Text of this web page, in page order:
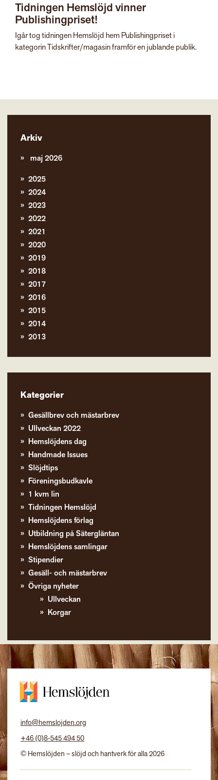
Tidningen Hemslöjd vinner
Publishingpriset!
Igår tog tidningen Hemslöjd hem Publishingpriset i
kategorin Tidskrifter/magasin framför en jublande publik.
Arkiv
maj 2026
2025
2024
2023
2022
2021
2020
2019
2018
2017
2016
2015
2014
2013
Kategorier
Gesällbrev och mästarbrev
Ullveckan 2022
Hemslöjdens dag
Handmade Issues
Slöjdtips
Föreningsbudkavle
1 kvm lin
Tidningen Hemslöjd
Hemslöjdens förlag
Utbildning på Sätergläntan
Hemslöjdens samlingar
Stipendier
Gesäll- och mästarbrev
Övriga nyheter
Ullveckan
Korgar
info@hemslojden.org
+46 (0)8-545 494 50
© Hemslöjden – slöjd och hantverk för alla 2026